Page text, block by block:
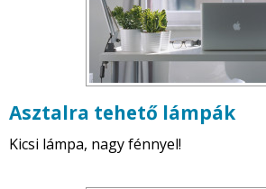
Asztalra tehető lámpák
Kicsi lámpa, nagy fénnyel!